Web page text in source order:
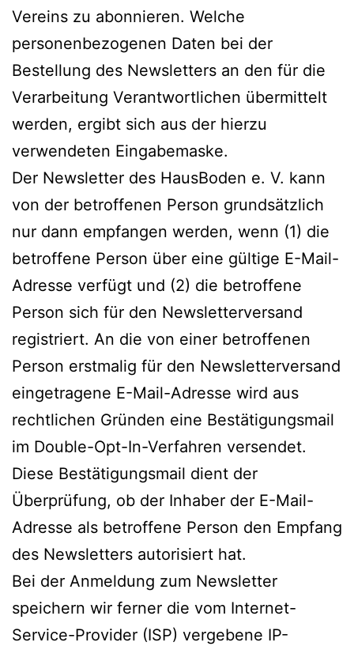
Vereins zu abonnieren. Welche
personenbezogenen Daten bei der
Bestellung des Newsletters an den für die
Verarbeitung Verantwortlichen übermittelt
werden, ergibt sich aus der hierzu
verwendeten Eingabemaske.
Der Newsletter des HausBoden e. V. kann
von der betroffenen Person grundsätzlich
nur dann empfangen werden, wenn (1) die
betroffene Person über eine gültige E-Mail-
Adresse verfügt und (2) die betroffene
Person sich für den Newsletterversand
registriert. An die von einer betroffenen
Person erstmalig für den Newsletterversand
eingetragene E-Mail-Adresse wird aus
rechtlichen Gründen eine Bestätigungsmail
im Double-Opt-In-Verfahren versendet.
Diese Bestätigungsmail dient der
Überprüfung, ob der Inhaber der E-Mail-
Adresse als betroffene Person den Empfang
des Newsletters autorisiert hat.
Bei der Anmeldung zum Newsletter
speichern wir ferner die vom Internet-
Service-Provider (ISP) vergebene IP-